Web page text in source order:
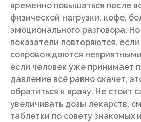
временно повышаться после
физической нагрузки, кофе,
эмоционального разговора.
показатели повторяются,
сопровождаются
если человек уже принимает
давление всё равно скачет,
обратиться к врачу. Не стоит
увеличивать дозы лекарств,
таблетки по совету знакомых